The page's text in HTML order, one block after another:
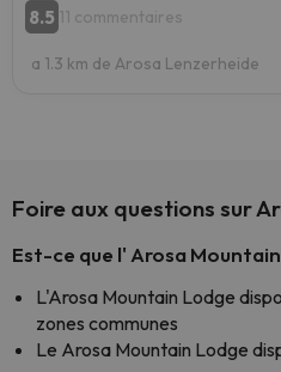
8.5 11 commentaires
a 1.3 km de Arosa Lenzerheide
Foire aux questions sur
Est-ce que l' Arosa
L'Arosa Mountain Lodge
zones communes
Le Arosa Mountain Lodge